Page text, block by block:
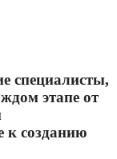
специалисты,
этапе от
к созданию